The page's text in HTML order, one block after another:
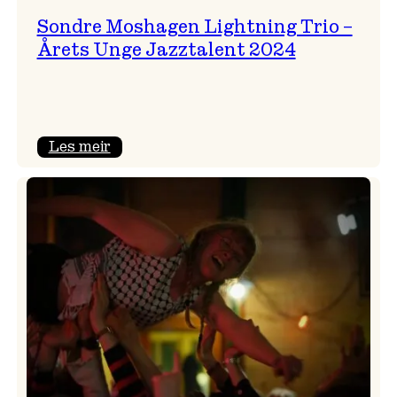
Sondre Moshagen Lightning Trio –
Årets Unge Jazztalent 2024
Les meir:
Lightning
Trio
–
Årets
Unge
Jazztalent
2024